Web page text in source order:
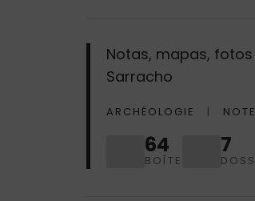
Notas, mapas,
Sarracho
ARCHÉOLOGIE
64
BOÎTE
7